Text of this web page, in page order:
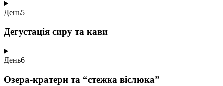
День5
Дегустація сиру та кави
День6
Озера-кратери та “стежка віслюка”